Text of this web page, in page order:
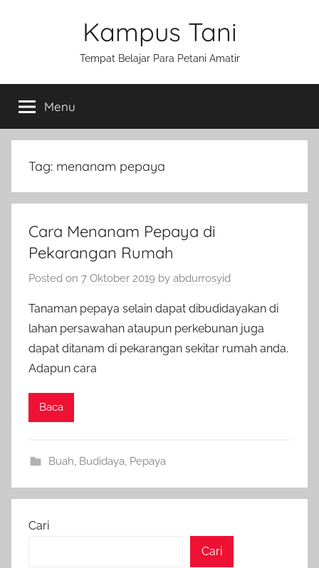
Kampus Tani
Tempat Belajar Para Petani Amatir
Menu
Tag: menanam pepaya
Cara Menanam Pepaya di
Pekarangan Rumah
Posted on 7 Oktober 2019 by abdurrosyid
Tanaman pepaya selain dapat dibudidayakan di
lahan persawahan ataupun perkebunan juga
dapat ditanam di pekarangan sekitar rumah anda.
Adapun cara
Baca
Buah Budidaya Pepaya
Cari
Cari